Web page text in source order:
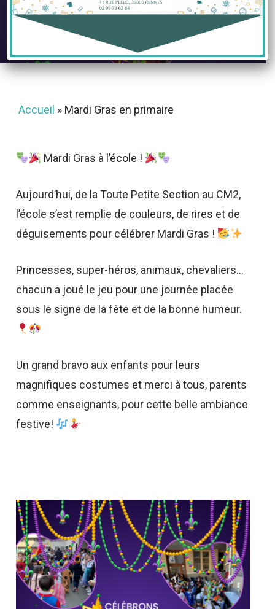
Accueil » Mardi Gras en primaire
Mardi Gras à l’école !
Aujourd’hui, de la Toute Petite Section au CM2,
l’école s’est remplie de couleurs, de rires et de
déguisements pour célébrer Mardi Gras !
Princesses, super-héros, animaux, chevaliers…
chacun a joué le jeu pour une journée placée
sous le signe de la fête et de la bonne humeur.
Un grand bravo aux enfants pour leurs
magnifiques costumes et merci à tous, parents
comme enseignants, pour cette belle ambiance
festive!